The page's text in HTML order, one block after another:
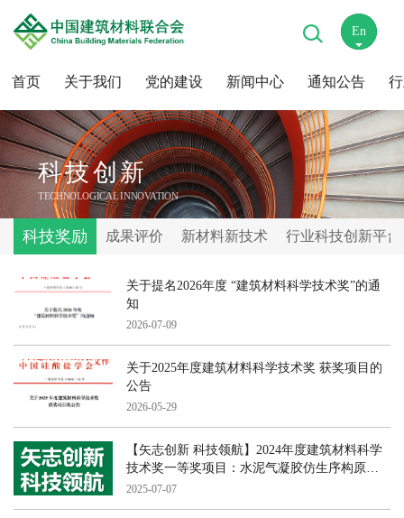
首页 关于我们 党的建设 新闻中心 通知公告
En
中
科技创新
TECHNOLOGICAL INNOVATION
科技奖励 成果评价 新材料新技术 行业科技创新平台
关于提名2026年度 “建筑材料科学技术奖”的通
知
2026-07-09
关于2025年度建筑材料科学技术奖 获奖项目的
公告
2026-05-29
【矢志创新 科技领航】2024年度建筑材料科学
技术奖一等奖项目：水泥气凝胶仿生序构原理
与性能提升机制
2025-07-07